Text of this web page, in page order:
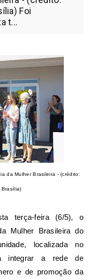
Foi
t...
da Mulher Brasileira - (crédito:
Brasília)
terça-feira (6/5), o
Mulher Brasileira do
localizada no
integrar a rede de
e de promoção da